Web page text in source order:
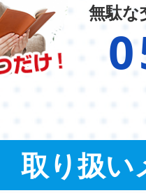
無駄な
取り扱い